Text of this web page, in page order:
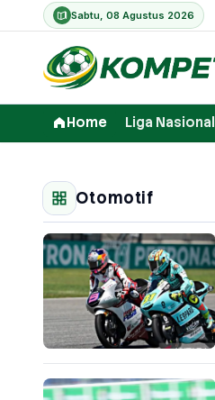
Sabtu, 08 Agustus 2026
Home Liga Nasional
Otomotif